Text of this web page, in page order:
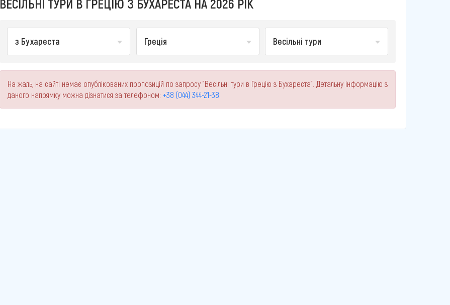
ВЕСІЛЬНІ ТУРИ В ГРЕЦІЮ З БУХАРЕСТА НА 2026 РІК
з Бухареста Греція Весільні тури
На жаль, на сайті немає опублікованих пропозицій по запросу "Весільні тури в Грецію з Бухареста". Детальну інформацію з
даного напрямку можна дізнатися за телефоном: +38 (044) 344-21-38